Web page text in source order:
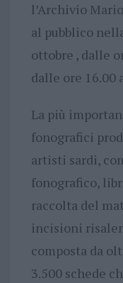
l’Archivio
al pubblico
ottobre , dalle
dalle ore 16.00
La più
fonografici
artisti sardi,
fonografico,
raccolta del
incisioni
composta da
3.500 schede